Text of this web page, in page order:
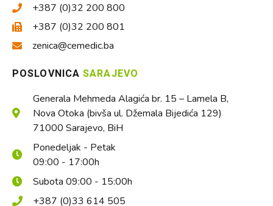
+387 (0)32 200 800
+387 (0)32 200 801
zenica@cemedic.ba
POSLOVNICASARAJEVO
Generala Mehmeda Alagića br. 15 – Lamela B,
Nova Otoka (bivša ul. Džemala Bijedića 129)
71000 Sarajevo, BiH
Ponedeljak - Petak
09:00 - 17:00h
Subota 09:00 - 15:00h
+387 (0)33 614 505